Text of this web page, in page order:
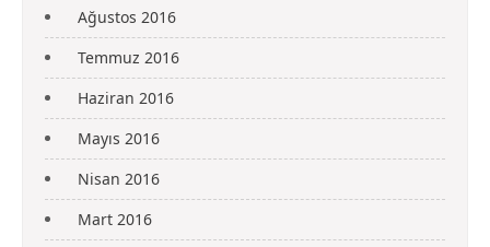
Ağustos 2016
Temmuz 2016
Haziran 2016
Mayıs 2016
Nisan 2016
Mart 2016